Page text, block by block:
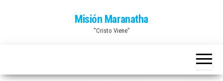
Misión Maranatha
"Cristo Viene"